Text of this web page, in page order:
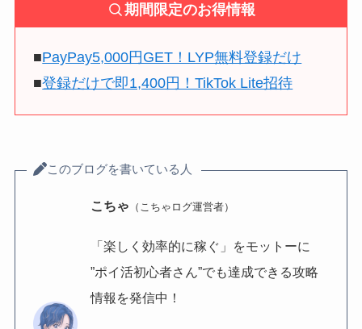
期間限定のお得情報
■PayPay5,000円GET！LYP無料登録だけ
■登録だけで即1,400円！TikTok Lite招待
このブログを書いている人
こちゃ （こちゃログ運営者）
「楽しく効率的に稼ぐ」をモットーに
”ポイ活初心者さん”でも達成できる攻略
情報を発信中！